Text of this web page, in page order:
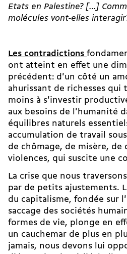
Etats en Palestine? […]
molécules vont-elles
Les contradictions
ont atteint en effet une
précédent: d'un côté un
ahurissant de richesses qui
moins à s'investir
aux besoins de l'humanité
équilibres naturels
accumulation de travail
de chômage, de misère, de
violences, qui suscite une
La crise que nous
par de petits ajustements.
du capitalisme, fondée sur
saccage des sociétés
formes de vie, plonge en
un cauchemar de plus en
jamais, nous devons lui